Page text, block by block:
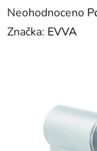
Průměrné
hodnocení
hvězdiček.
Neohodnoceno
Značka: EVVA